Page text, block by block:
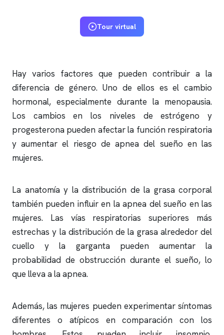
Tour virtual
Hay varios factores que pueden contribuir a la
diferencia de género. Uno de ellos es el cambio
hormonal, especialmente durante la menopausia.
Los cambios en los niveles de estrógeno y
progesterona pueden afectar la función respiratoria
y aumentar el riesgo deapnea del sueño en las
mujeres.
La anatomía y la distribución de la grasa corporal
también pueden influir en laapnea del sueño en las
mujeres. Las vías respiratorias superiores más
estrechas y la distribución de la grasa alrededor del
cuello y la garganta pueden aumentar la
probabilidad de obstrucción durante el sueño, lo
que lleva a laapnea.
Además, las mujeres pueden experimentar síntomas
diferentes o atípicos en comparación con los